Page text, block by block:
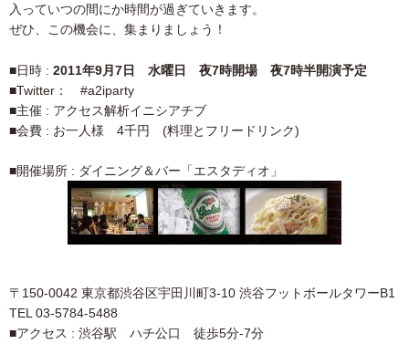
入っていつの間にか時間が過ぎていきます。
ぜひ、この機会に、集まりましょう！
■日時 : 2011年9月7日 水曜日 夜7時開場 夜7時半開演予定
■Twitter： #a2iparty
■主催 : アクセス解析イニシアチブ
■会費 : お一人様 4千円 (料理とフリードリンク)
■開催場所 : ダイニング＆バー「エスタディオ」
〒150-0042 東京都渋谷区宇田川町3-10 渋谷フットボールタワーB1
TEL 03-5784-5488
■アクセス : 渋谷駅 ハチ公口 徒歩5分-7分